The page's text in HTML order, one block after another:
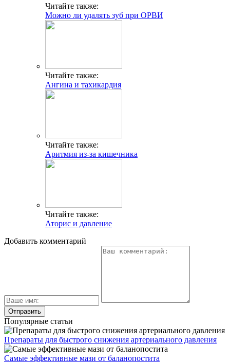
Читайте также:
Можно ли удалять зуб при ОРВИ
Читайте также:
Ангина и тахикардия
Читайте также:
Аритмия из-за кишечника
Читайте также:
Аторис и давление
Добавить комментарий
Популярные статьи
Препараты для быстрого снижения артериального давления
Самые эффективные мази от баланопостита